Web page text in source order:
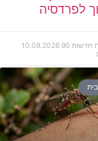
לפרדסיה
90
10.08.2026